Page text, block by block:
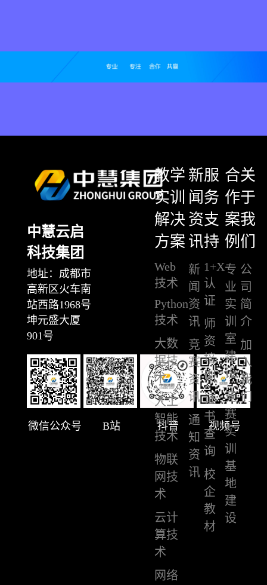
中慧云启
科技集团
地址：成都市
高新区火车南
站西路1968号
坤元盛大厦
901号
微信公众号 B站 抖音 视频号
教学
实训
解决
方案
Web
技术
Python
技术
大数
据技
术
人工
智能
技术
物联
网技
术
云计
算技
术
网络
新
闻
资
讯
新
闻
资
讯
竞
赛
资
讯
通
知
资
讯
服
务
支
持
1+X
认
证
师
资
培
训
证
书
查
询
校
企
教
材
合
作
案
例
专
业
实
训
室
建
设
竞
赛
实
训
基
地
建
设
关
于
我
们
公
司
简
介
加
入
我
们